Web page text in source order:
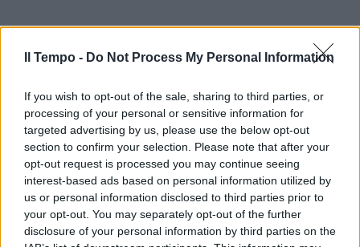
Il Tempo - Do Not Process My Personal Information
If you wish to opt-out of the sale, sharing to third parties, or
processing of your personal or sensitive information for
targeted advertising by us, please use the below opt-out
section to confirm your selection. Please note that after your
opt-out request is processed you may continue seeing
interest-based ads based on personal information utilized by
us or personal information disclosed to third parties prior to
your opt-out. You may separately opt-out of the further
disclosure of your personal information by third parties on the